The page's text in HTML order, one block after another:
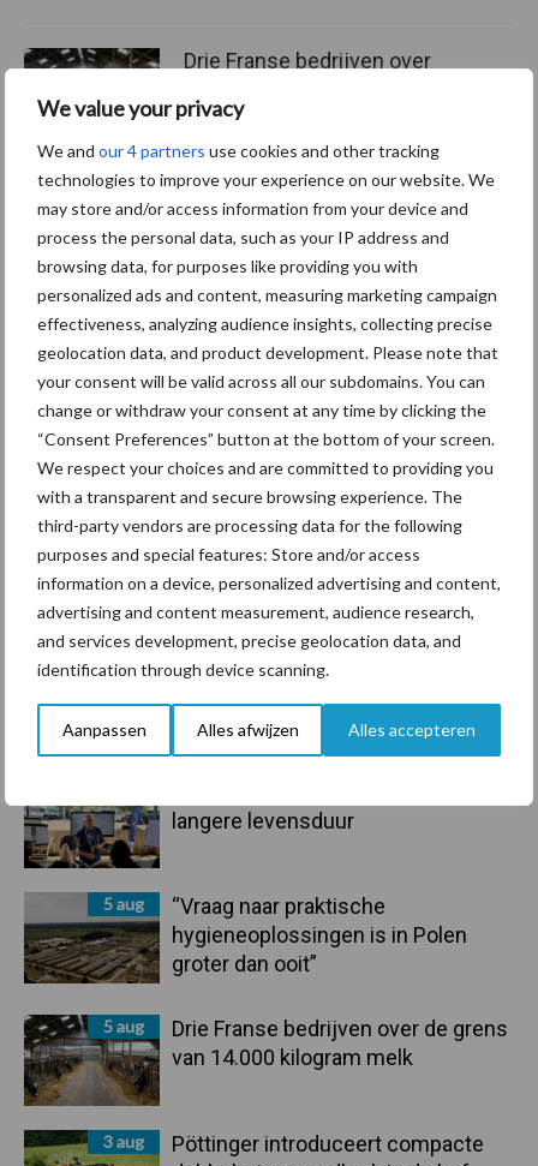
We value your privacy
We and our 4 partners use cookies and other tracking
technologies to improve your experience on our website. We
may store and/or access information from your device and
process the personal data, such as your IP address and
browsing data, for purposes like providing you with
personalized ads and content, measuring marketing campaign
effectiveness, analyzing audience insights, collecting precise
geolocation data, and product development. Please note that
your consent will be valid across all our subdomains. You can
change or withdraw your consent at any time by clicking the
“Consent Preferences” button at the bottom of your screen.
We respect your choices and are committed to providing you
with a transparent and secure browsing experience. The
third-party vendors are processing data for the following
purposes and special features: Store and/or access
information on a device, personalized advertising and content,
advertising and content measurement, audience research,
and services development, precise geolocation data, and
identification through device scanning.
Aanpassen Alles afwijzen Alles accepteren
Primaire
Sidebar
Recent nieuws Partner nieuws
langere levensduur
5 aug
“Vraag naar praktische
hygieneoplossingen is in Polen
groter dan ooit”
5 aug
Drie Franse bedrijven over de grens
van 14.000 kilogram melk
3 aug
Pöttinger introduceert compacte
Drie Franse bedrijven over
kilogram melk
Themapagina's
Diergezondheid Bemesting Fokkerij
Bedrijfsnieuws
Ligbox &
Voerhekken
Toon meer